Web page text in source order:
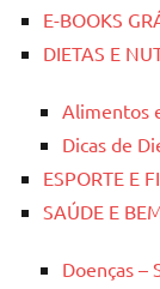
E-BOOKS
DIETAS E
Alimentos
Dicas de
ESPORTE E
SAÚDE E
Doenças –